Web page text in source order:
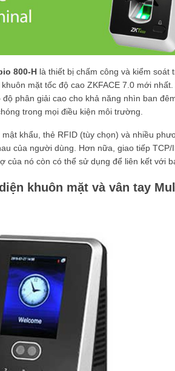
800-H là thiết bị chấm công và kiểm soát
mặt tốc độ cao ZKFACE 7.0 mới
phân giải cao cho khả năng nhìn ban
trong mọi điều kiện môi trường.
khẩu, thẻ RFID (tùy chọn) và nhiều
của người dùng. Hơn nữa, giao tiếp
của nó còn có thể sử dụng để liên kết với
khuôn mặt và vân tay